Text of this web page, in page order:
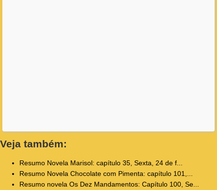
Veja também:
Resumo Novela Marisol: capítulo 35, Sexta, 24 de f...
Resumo Novela Chocolate com Pimenta: capítulo 101,...
Resumo novela Os Dez Mandamentos: Capítulo 100, Se...